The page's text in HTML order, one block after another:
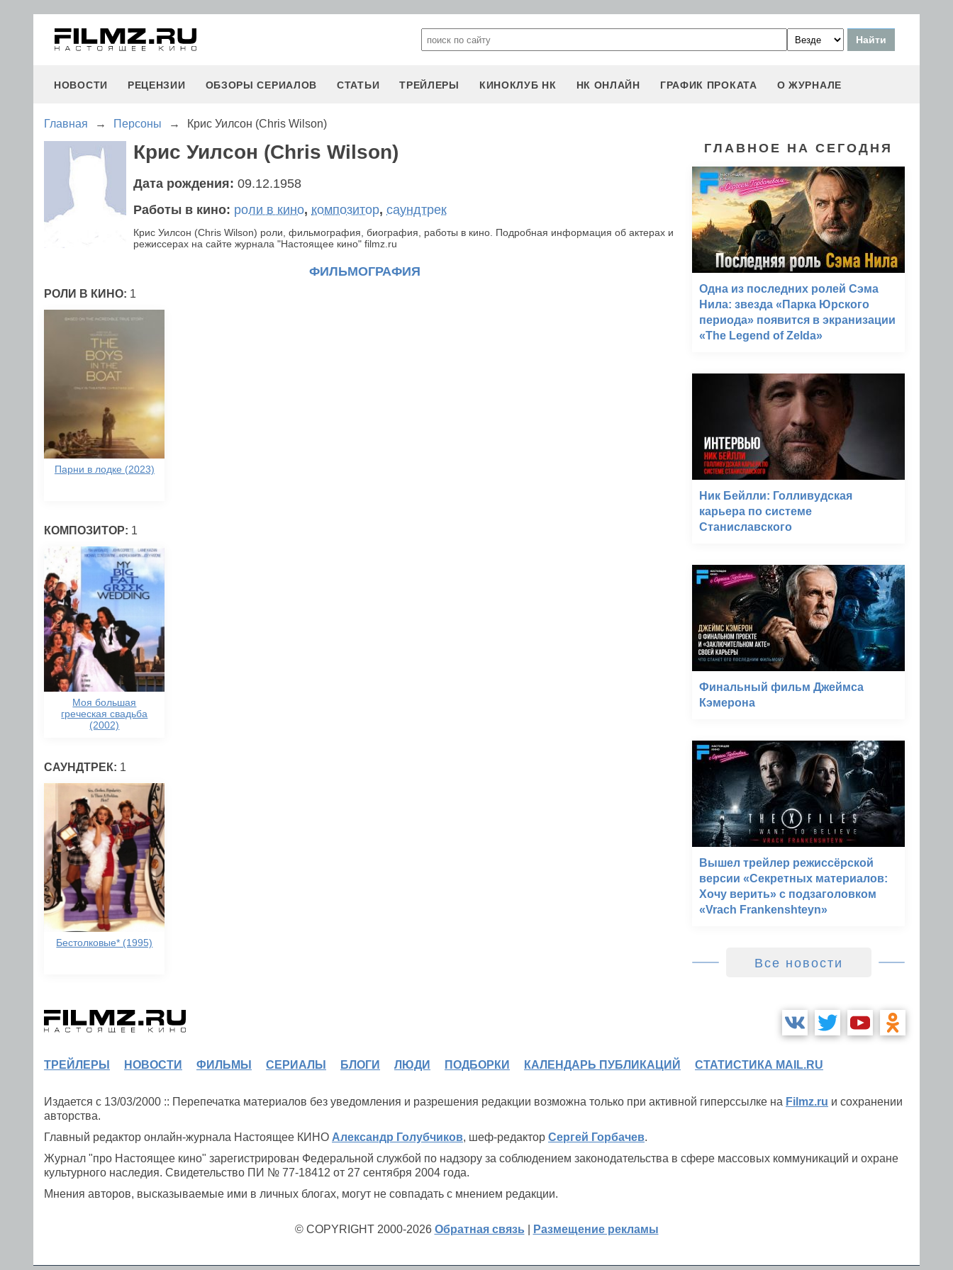
НОВОСТИ РЕЦЕНЗИИ ОБЗОРЫ СЕРИАЛОВ СТАТЬИ ТРЕЙЛЕРЫ КИНОКЛУБ НК НК ОНЛАЙН ГРАФИК ПРОКАТА О ЖУРНАЛЕ
Главная → Персоны → Крис Уилсон (Chris Wilson)
Крис Уилсон (Chris Wilson)
Дата рождения: 09.12.1958
Работы в кино: роли в кино, композитор, саундтрек
Крис Уилсон (Chris Wilson) роли, фильмография, биография, работы в кино. Подробная информация об актерах и
режиссерах на сайте журнала "Настоящее кино" filmz.ru
ФИЛЬМОГРАФИЯ
РОЛИ В КИНО: 1
Парни в лодке (2023)
КОМПОЗИТОР: 1
Моя большая
греческая свадьба
(2002)
САУНДТРЕК: 1
Бестолковые* (1995)
ГЛАВНОЕ НА СЕГОДНЯ
Одна из последних ролей Сэма
Нила: звезда «Парка Юрского
периода» появится в экранизации
«The Legend of Zelda»
Ник Бейлли: Голливудская
карьера по системе
Станиславского
Финальный фильм Джеймса
Кэмерона
Вышел трейлер режиссёрской
версии «Секретных материалов:
Хочу верить» с подзаголовком
«Vrach Frankenshteyn»
Все новости
ТРЕЙЛЕРЫ НОВОСТИ ФИЛЬМЫ СЕРИАЛЫ БЛОГИ ЛЮДИ ПОДБОРКИ КАЛЕНДАРЬ ПУБЛИКАЦИЙ СТАТИСТИКА MAIL.RU
Издается с 13/03/2000 :: Перепечатка материалов без уведомления и разрешения редакции возможна только при активной гиперссылке на Filmz.ru и сохранении
авторства.
Главный редактор онлайн-журнала Настоящее КИНО Александр Голубчиков, шеф-редактор Сергей Горбачев.
Журнал "про Настоящее кино" зарегистрирован Федеральной службой по надзору за соблюдением законодательства в сфере массовых коммуникаций и охране
культурного наследия. Свидетельство ПИ № 77-18412 от 27 сентября 2004 года.
Мнения авторов, высказываемые ими в личных блогах, могут не совпадать с мнением редакции.
© COPYRIGHT 2000-2026 Обратная связь Размещение рекламы